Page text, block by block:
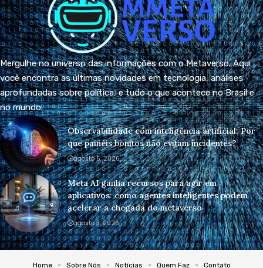
Mergulhe no universo das informações com o Metaverso. Aqui
você encontra as últimas novidades em tecnologia, análises
aprofundadas sobre política, e tudo o que acontece no Brasil e
no mundo.
Observabilidade com inteligência artificial: Por
que painéis bonitos não evitam incidentes?
agosto 5, 2026
Meta AI ganha recursos para agir em
aplicativos: como agentes inteligentes podem
acelerar a chegada do metaverso
agosto 3, 2026
Home Sobre Nós Notícias Quem Faz Contato